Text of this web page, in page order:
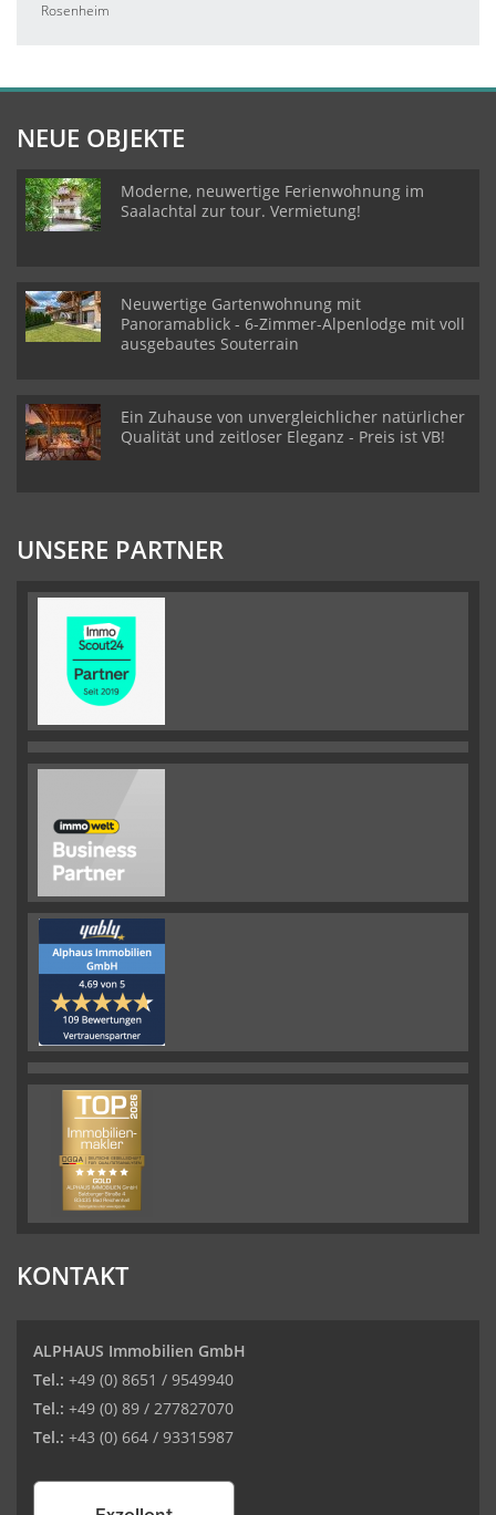
Rosenheim
NEUE OBJEKTE
Moderne, neuwertige Ferienwohnung im
Saalachtal zur tour. Vermietung!
Neuwertige Gartenwohnung mit
Panoramablick - 6-Zimmer-Alpenlodge mit voll
ausgebautes Souterrain
Ein Zuhause von unvergleichlicher natürlicher
Qualität und zeitloser Eleganz - Preis ist VB!
UNSERE PARTNER
KONTAKT
ALPHAUS Immobilien GmbH
Tel.: +49 (0) 8651 / 9549940
Tel.: +49 (0) 89 / 277827070
Tel.: +43 (0) 664 / 93315987